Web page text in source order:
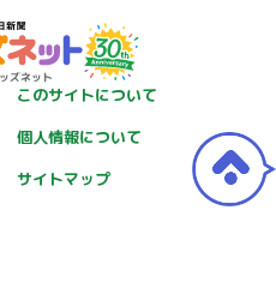
このサイトについて
個人情報について
サイトマップ